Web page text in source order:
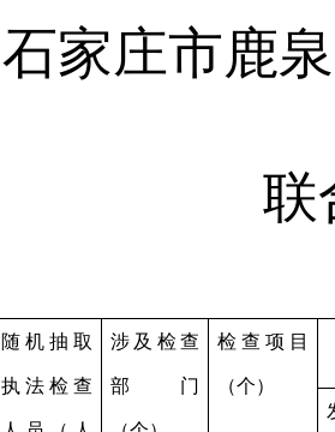
石家庄市鹿
联
随机抽取
执法检查
涉及检查
部门
检查项目
（个）